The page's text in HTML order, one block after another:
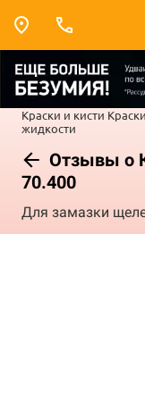
Краски и кисти
жидкости
Отзывы о
70.400
Для замазки